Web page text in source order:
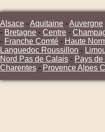
Alsace -Aquitaine -Auvergne
- Bretagne - Centre -
- Franche Comté - Haute
Languedoc Roussillon -
Nord Pas de Calais - Pays
Charentes - Provence Alpes